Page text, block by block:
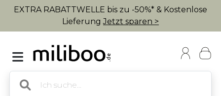
EXTRA RABATTWELLE bis zu -50%* & Kostenlose
LieferungJetzt sparen >